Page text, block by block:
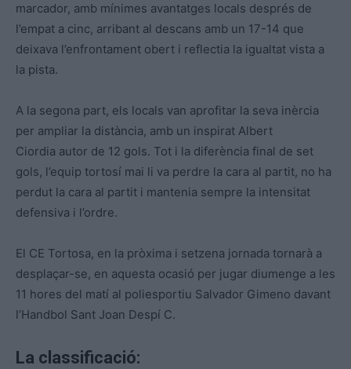
marcador, amb mínimes avantatges locals després de
l’empat a cinc, arribant al descans amb un 17-14 que
deixava l’enfrontament obert i reflectia la igualtat vista a
la pista.
A la segona part, els locals van aprofitar la seva inèrcia
per ampliar la distància, amb un inspirat Albert
Ciordia autor de 12 gols. Tot i la diferència final de set
gols, l’equip tortosí mai li va perdre la cara al partit, no ha
perdut la cara al partit i mantenia sempre la intensitat
defensiva i l’ordre.
El CE Tortosa, en la pròxima i setzena jornada tornarà a
desplaçar-se, en aquesta ocasió per jugar diumenge a les
11 hores del matí al poliesportiu Salvador Gimeno davant
l’Handbol Sant Joan Despí C.
La classificació: